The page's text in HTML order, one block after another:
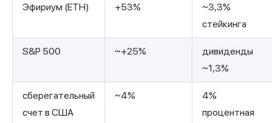
Эфириум (ETH) +53%
~3,3%
стейкинга
S&P 500 ~+25%
дивиденды
~1,3%
сберегательный
счет в США
~4%
4%
процентная